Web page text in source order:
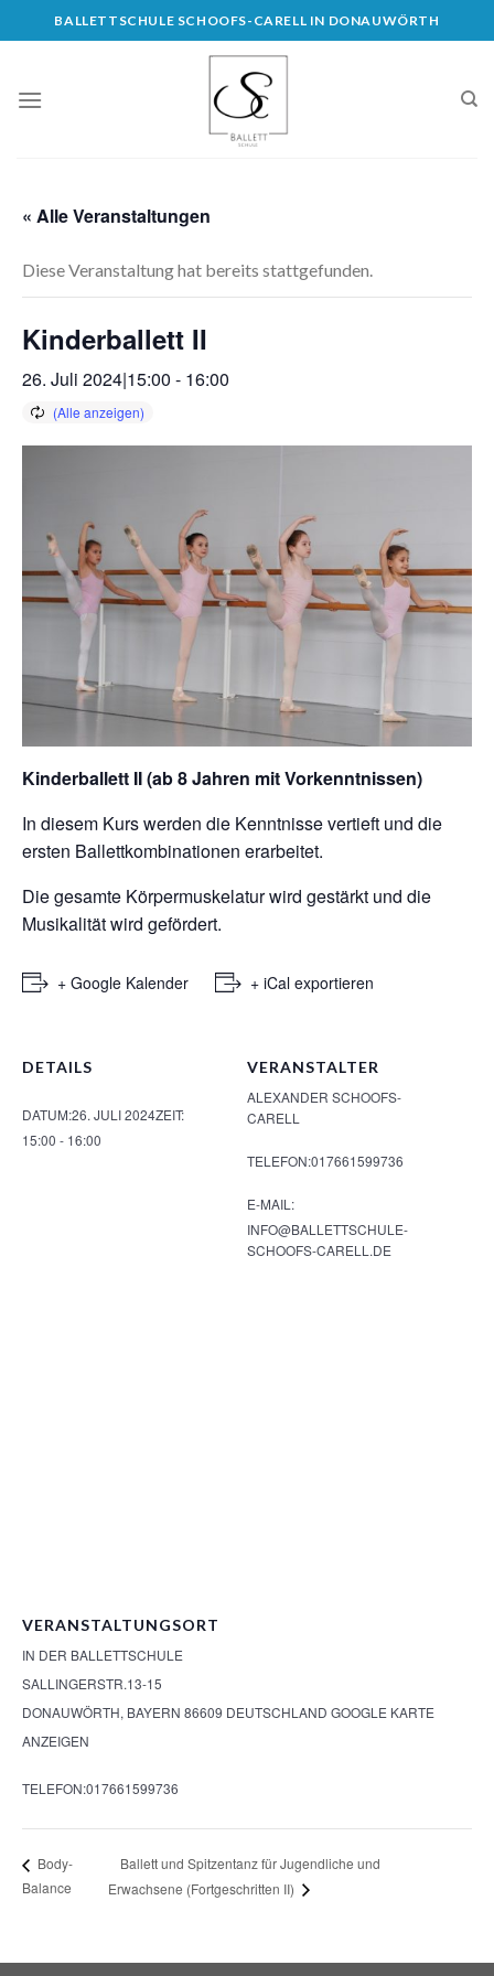
to
BALLETTSCHULE SCHOOFS-CARELL IN DONAUWÖRTH
« Alle Veranstaltungen
Diese Veranstaltung hat bereits stattgefunden.
Kinderballett II
26. Juli 2024|15:00 - 16:00
Kinderballett II (ab 8 Jahren mitVorkenntnissen)
In diesem Kurs werden die Kenntnisse vertieft und die
ersten Ballettkombinationen erarbeitet.
Die gesamte Körpermuskelatur wird gestärkt und die
Musikalität wird gefördert.
+ Google Kalender + iCal exportieren
DETAILS
DATUM:26. JULI 2024ZEIT:
15:00 - 16:00
VERANSTALTER
ALEXANDER SCHOOFS-
CARELL
TELEFON:017661599736
E-MAIL:
INFO@BALLETTSCHULE-
SCHOOFS-CARELL.DE
VERANSTALTUNGSORT
IN DER BALLETTSCHULE
SALLINGERSTR.13-15
DONAUWÖRTH, BAYERN 86609 DEUTSCHLAND GOOGLE KARTE
ANZEIGEN
TELEFON:017661599736
Body-
Balance
Ballett und Spitzentanz für Jugendliche und
Erwachsene (Fortgeschritten II)